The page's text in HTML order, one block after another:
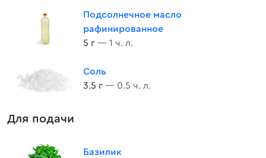
Подсолнечное масло
рафинированное
5 г — 1 ч. л.
Соль
3.5 г — 0.5 ч. л.
Для подачи
Базилик